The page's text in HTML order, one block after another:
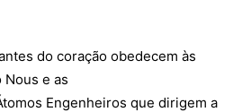
do coração obedecem às
e as
Engenheiros que dirigem a